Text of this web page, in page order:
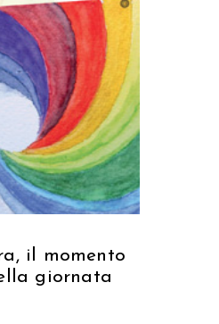
AL CARRELLO
il momento
giornata